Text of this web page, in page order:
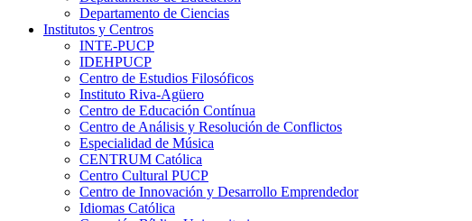
Departamento de Ciencias
Institutos y Centros
INTE-PUCP
IDEHPUCP
Centro de Estudios Filosóficos
Instituto Riva-Agüero
Centro de Educación Contínua
Centro de Análisis y Resolución de Conflictos
Especialidad de Música
CENTRUM Católica
Centro Cultural PUCP
Centro de Innovación y Desarrollo Emprendedor
Idiomas Católica